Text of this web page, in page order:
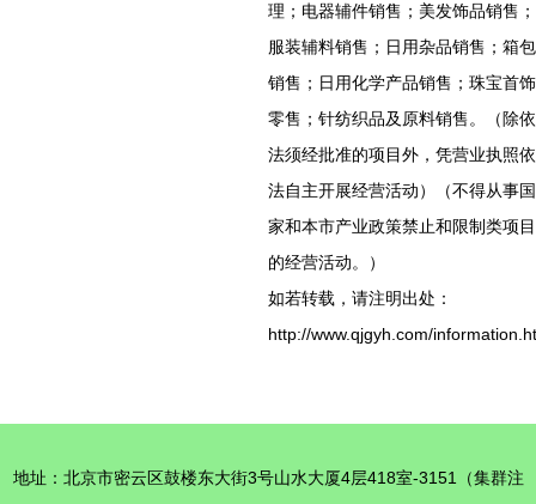
理；电器辅件销售；美发饰品销售；
服装辅料销售；日用杂品销售；箱包
销售；日用化学产品销售；珠宝首饰
零售；针纺织品及原料销售。（除依
法须经批准的项目外，凭营业执照依
法自主开展经营活动）（不得从事国
家和本市产业政策禁止和限制类项目
的经营活动。）
如若转载，请注明出处：
http://www.qjgyh.com/
地址：北京市密云区鼓楼东大街3号山水大厦4层418室-3151（集群注